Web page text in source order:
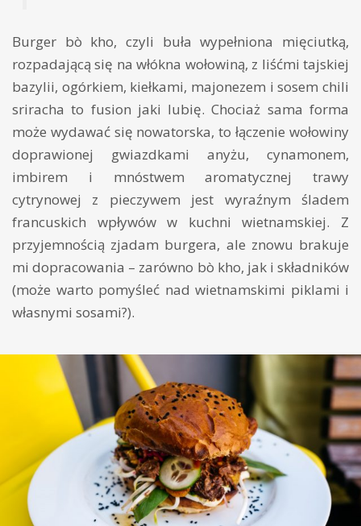
Burger bò kho, czyli buła wypełniona mięciutką,
rozpadającą się na włókna wołowiną, z liśćmi tajskiej
bazylii, ogórkiem, kiełkami, majonezem i sosem chili
sriracha to fusion jaki lubię. Chociaż sama forma
może wydawać się nowatorska, to łączenie wołowiny
doprawionej gwiazdkami anyżu, cynamonem,
imbirem i mnóstwem aromatycznej trawy
cytrynowej z pieczywem jest wyraźnym śladem
francuskich wpływów w kuchni wietnamskiej. Z
przyjemnością zjadam burgera, ale znowu brakuje
mi dopracowania – zarówno bò kho, jak i składników
(może warto pomyśleć nad wietnamskimi piklami i
własnymi sosami?).